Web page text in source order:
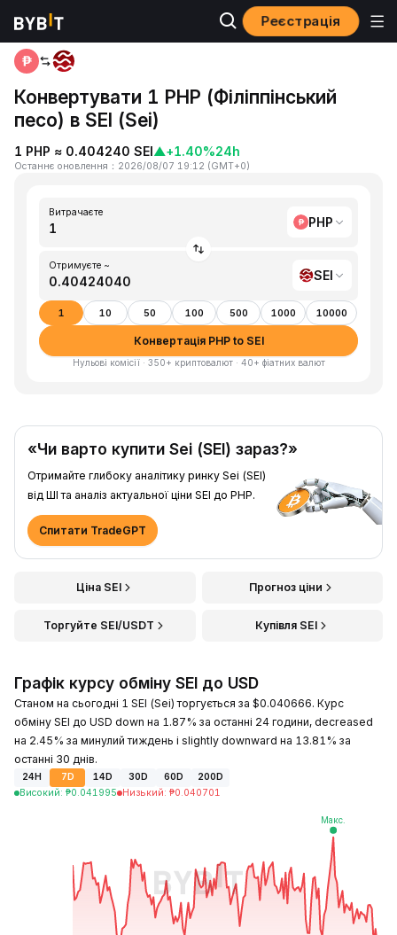
Реєстрація
Головна
Конвертувати 1 PHP (Філіппінський
песо) в SEI (Sei)
1 PHP ≈ 0.404240 SEI▲+1.40%24h
Останнє оновлення ： 2026/08/07 19:12 (GMT+0)
Витрачаєте
PHP
Отримуєте ~
SEI
1 10 50 100 500 1000 10000
Конвертація PHP to SEI
Нульові комісії · 350+ криптовалют · 40+ фіатних валют
«Чи варто купити Sei (SEI) зараз?»
Отримайте глибоку аналітику ринку Sei (SEI)
від ШІ та аналіз актуальної ціни SEI до PHP.
Спитати TradeGPT
Ціна SEI Прогноз ціни
Торгуйте SEI/USDT Купівля SEI
Графік курсу обміну SEI до USD
Станом на сьогодні 1 SEI (Sei) торгується за $0.040666. Курс
обміну SEI до USD down на 1.87% за останні 24 години, decreased
на 2.45% за минулий тиждень і slightly downward на 13.81% за
останні 30 днів.
24H 7D 14D 30D 60D
200D
Високий: ₱0.041995 Низький: ₱0.040701